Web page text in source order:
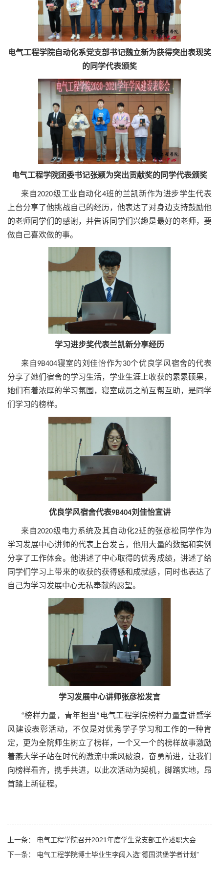
电气工程学院自动化系党支部书记魏立新为获得突出表现奖
的同学代表颁奖
电气工程学院团委书记张颖为突出贡献奖的同学代表颁奖
来自2020级工业自动化4班的兰凯新作为进步学生代表
上台分享了他挑战自己的经历，他表达了对身边支持鼓励他
的老师同学们的感谢，并告诉同学们兴趣是最好的老师，要
做自己喜欢做的事。
学习进步奖代表兰凯新分享经历
来自9B404寝室的刘佳怡作为30个优良学风宿舍的代表
分享了她们宿舍的学习生活，学业生涯上收获的累累硕果，
她们有着浓厚的学习氛围，寝室成员之前互帮互助，是同学
们学习的榜样。
优良学风宿舍代表9B404刘佳怡宣讲
来自2020级电力系统及其自动化2班的张彦松同学作为
学习发展中心讲师的代表上台发言，他用大量的数据和实例
分享了工作体会。他讲述了中心取得的优秀成绩，讲述了给
同学们学习上带来的收获的获得感和成就感，同时也表达了
自己为学习发展中心无私奉献的愿望。
学习发展中心讲师张彦松发言
“榜样力量，青年担当”电气工程学院榜样力量宣讲暨学
风建设表彰活动，不仅是对优秀学子学习和工作的一种肯
定，更为全院师生树立了榜样，一个又一个的榜样故事激励
着燕大学子站在时代的激流中乘风破浪，奋勇前进，让我们
向榜样看齐，携手共进，以此次活动为契机，脚踏实地，昂
首踏上新征程。
上一条： 电气工程学院召开2021年度学生党支部工作述职大会
下一条： 电气工程学院博士毕业生李阔入选“德国洪堡学者计划”